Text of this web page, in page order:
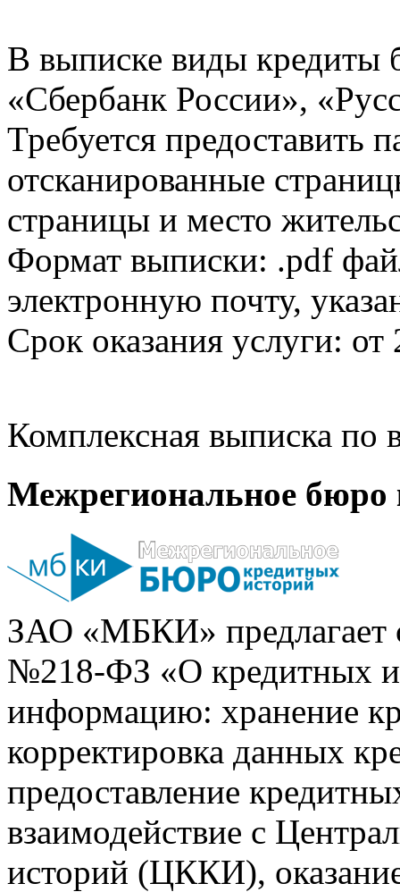
В выписке виды кредиты
«Сбербанк России»,
Требуется предоставить
отсканированные
страницы и место
Формат выписки: .pdf
электронную почту,
Срок оказания услуги: от
Комплексная выписка
Межрегиональное бюро
ЗАО «МБКИ» предлагает
№218-ФЗ «О кредитных
информацию: хранение
корректировка данных
предоставление
взаимодействие с
историй (ЦККИ),